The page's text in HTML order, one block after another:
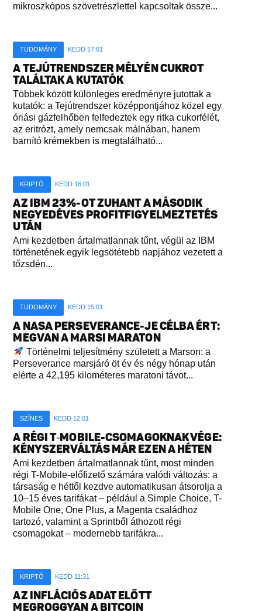
mikroszkópos szövetrészlettel kapcsoltak össze...
TUDOMÁNY KEDD 17:01
A TEJÚTRENDSZER MÉLYÉN CUKROT
TALÁLTAK A KUTATÓK
Többek között különleges eredményre jutottak a
kutatók: a Tejútrendszer középpontjához közel egy
óriási gázfelhőben felfedeztek egy ritka cukorfélét,
az eritrózt, amely nemcsak málnában, hanem
barnító krémekben is megtalálható...
KRIPTÓ KEDD 16:01
AZ IBM 23%-OT ZUHANT A MÁSODIK
NEGYEDÉVES PROFITFIGYELMEZTETÉS
UTÁN
Ami kezdetben ártalmatlannak tűnt, végül az IBM
történetének egyik legsötétebb napjához vezetett a
tőzsdén...
TUDOMÁNY KEDD 15:01
A NASA PERSEVERANCE-JE CÉLBA ÉRT:
MEGVAN A MARSI MARATON
Történelmi teljesítmény született a Marson: a
Perseverance marsjáró öt év és négy hónap után
elérte a 42,195 kilométeres maratoni távot...
SZÍNES KEDD 12:01
A RÉGI T‑MOBILE-CSOMAGOKNAK VÉGE:
KÉNYSZERVÁLTÁS MÁR EZEN A HÉTEN
Ami kezdetben ártalmatlannak tűnt, most minden
régi T-Mobile-előfizető számára valódi változás: a
társaság e héttől kezdve automatikusan átsorolja a
10–15 éves tarifákat – például a Simple Choice, T-
Mobile One, One Plus, a Magenta családhoz
tartozó, valamint a Sprintből áthozott régi
csomagokat – modernebb tarifákra...
KRIPTÓ KEDD 11:31
AZ INFLÁCIÓS ADAT ELŐTT
MEGROGGYAN A BITCOIN